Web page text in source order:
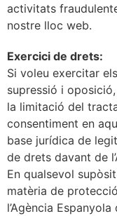
activitats
nostre lloc web.
Exercici de drets:
Si voleu exercitar
supressió i
la limitació del
consentiment en
base jurídica de
de drets davant de
En qualsevol
matèria de
l’Agència